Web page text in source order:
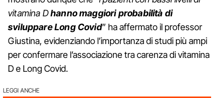
vitamina Dhanno maggiori probabilità di
sviluppare Long Covid” ha affermato il professor
Giustina, evidenziando l’importanza di studi più ampi
per confermare l’associazione tra carenza di vitamina
D e Long Covid.
LEGGI ANCHE